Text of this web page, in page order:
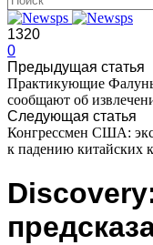
1320
0
Предыдущая статья
Практикующие
сообщают об
Следующая статья
Конгрессмен США:
к падению китайских